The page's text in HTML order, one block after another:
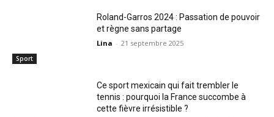
Sport
Roland-Garros 2024 : Passation de pouvoir
et règne sans partage
Lina - 21 septembre 2025
Ce sport mexicain qui fait trembler le
tennis : pourquoi la France succombe à
cette fièvre irrésistible ?